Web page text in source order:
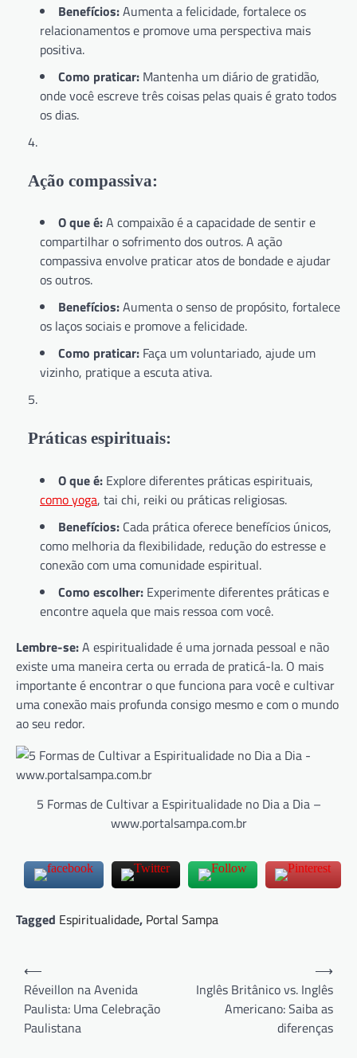
Benefícios:Aumenta a felicidade, fortalece os
relacionamentos e promove uma perspectiva mais
positiva.
Como praticar: Mantenha um diário de gratidão,
onde você escreve três coisas pelas quais é grato todos
os dias.
Ação compassiva:
O que é:A compaixão é a capacidade de sentir e
compartilhar o sofrimento dos outros. A ação
compassiva envolve praticar atos de bondade e ajudar
os outros.
Benefícios:Aumenta o senso de propósito, fortalece
os laços sociais e promove a felicidade.
Como praticar: Faça um voluntariado, ajude um
vizinho, pratique a escuta ativa.
Práticas espirituais:
O que é: Explore diferentes práticas espirituais,
como yoga, tai chi, reiki ou práticas religiosas.
Benefícios: Cada prática oferece benefícios únicos,
como melhoria da flexibilidade, redução do estresse e
conexão com uma comunidade espiritual.
Como escolher: Experimente diferentes práticas e
encontre aquela que mais ressoa com você.
Lembre-se:A espiritualidade é uma jornada pessoal e não
existe uma maneira certa ou errada de praticá-la. O mais
importante é encontrar o que funciona para você e cultivar
uma conexão mais profunda consigo mesmo e com o mundo
ao seu redor.
5 Formas de Cultivar a Espiritualidade no Dia a Dia –
www.portalsampa.com.br
Tagged Espiritualidade, Portal Sampa
Navegação
de
Post
⟵
Réveillon na Avenida
Paulista: Uma Celebração
Paulistana
Inglês Britânico vs. Inglês
Americano: Saiba as
diferenças
⟶